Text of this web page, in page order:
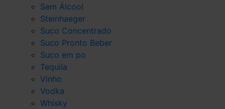
Sem Álcool
Steinhaeger
Suco Concentrado
Suco Pronto Beber
Suco em po
Tequila
Vinho
Vodka
Whisky